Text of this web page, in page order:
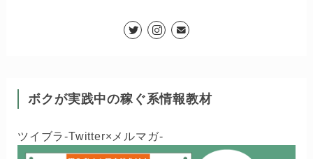
ボクが実践中の稼ぐ系情報教材
ツイブラ-Twitter×メルマガ-